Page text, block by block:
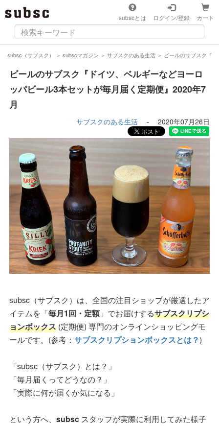
subscとは ログイン/登録 カート
subsc（サブスク） ＞ subscマガジン ＞ サブスクのある生活 ＞ ビールのサブスク『
ビールのサブスク『ドイツ、ベルギーなどヨーロ
ッパビール3本セットが毎月届く定期便』2020年7
月
サブスクのある生活 - 2020年07月26日
subsc（サブスク）は、全国の注目ショップが厳選したア
イテムを「毎月1回・定額」でお届けするサブスクリプシ
ョンボックス (定期便) 専門のオンラインショッピングモ
ールです。(参考： サブスクリプションボックスとは？)
「subsc（サブスク）とは？」
「毎月届くってどうなの？」
「実際に何が届くか気になる」
という方へ、 subsc スタッフが実際に利用してみた様子